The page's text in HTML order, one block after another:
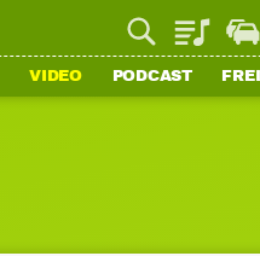
Playlist
VIDEO PODCAST